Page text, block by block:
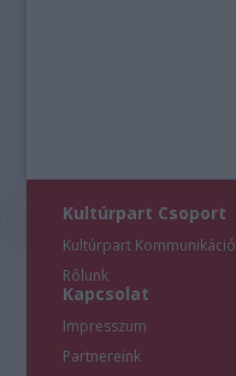
Kultúrpart Csoport
Kultúrpart Kommunikáció
Rólunk
Kapcsolat
Impresszum
Partnereink